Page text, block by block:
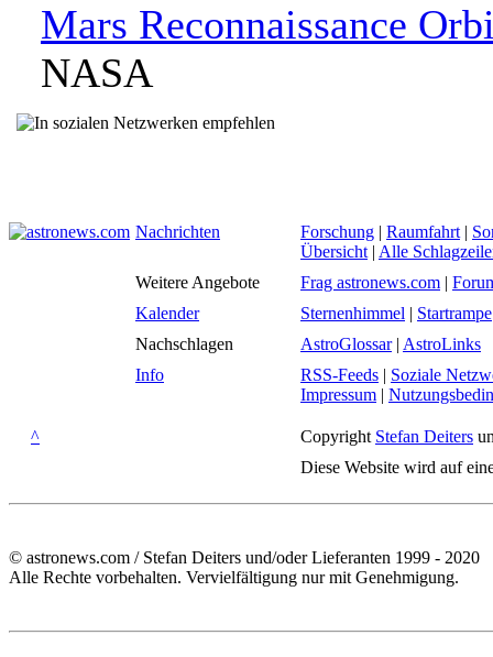
Mars Reconnaissance
NASA
Nachrichten Forschung | Raumfahrt |
Übersicht | Alle
Weitere Angebote
Frag astronews.com |
Kalender
Sternenhimmel | Startrampe
Nachschlagen
AstroGlossar| AstroLinks
Info
RSS-Feeds | Soziale
Impressum |
^ Copyright Stefan Deiters
Diese Website wird auf
© astronews.com / Stefan Deiters und/oder Lieferanten 1999 - 2020
Alle Rechte vorbehalten. Vervielfältigung nur mit Genehmigung.